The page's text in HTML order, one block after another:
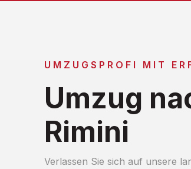
UMZUGSPROFI MIT
Umzug
Rimini
Verlassen Sie sich auf unsere